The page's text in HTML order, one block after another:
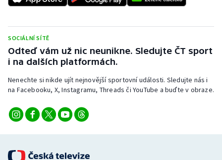
Veslování
Vodní slalom
Volejbal
Ostatní
SOCIÁLNÍ SÍTĚ
Odteď vám už nic neunikne. Sledujte ČT sport
i na dalších platformách.
Nenechte si nikde ujít nejnovější sportovní události. Sledujte nás i
na Facebooku, X, Instagramu, Threads či YouTube a buďte v obraze.